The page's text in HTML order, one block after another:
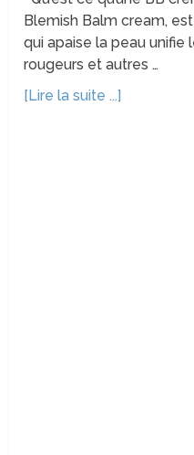
Blemish Balm cream,
qui apaise la peau
rougeurs et autres …
[Lire la suite ...]